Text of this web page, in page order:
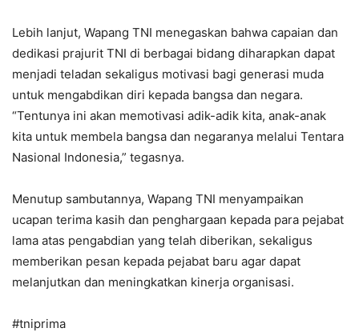
Lebih lanjut, Wapang TNI menegaskan bahwa capaian dan
dedikasi prajurit TNI di berbagai bidang diharapkan dapat
menjadi teladan sekaligus motivasi bagi generasi muda
untuk mengabdikan diri kepada bangsa dan negara.
“Tentunya ini akan memotivasi adik-adik kita, anak-anak
kita untuk membela bangsa dan negaranya melalui Tentara
Nasional Indonesia,” tegasnya.
Menutup sambutannya, Wapang TNI menyampaikan
ucapan terima kasih dan penghargaan kepada para pejabat
lama atas pengabdian yang telah diberikan, sekaligus
memberikan pesan kepada pejabat baru agar dapat
melanjutkan dan meningkatkan kinerja organisasi.
#tniprima